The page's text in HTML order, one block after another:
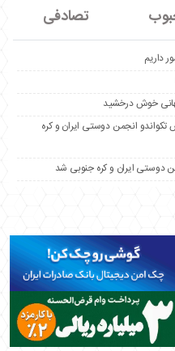
تصادفی
داریم
خوش درخشید
انجمن دوستی ایران و کره
دوستی ایران و کره جنوبی شد